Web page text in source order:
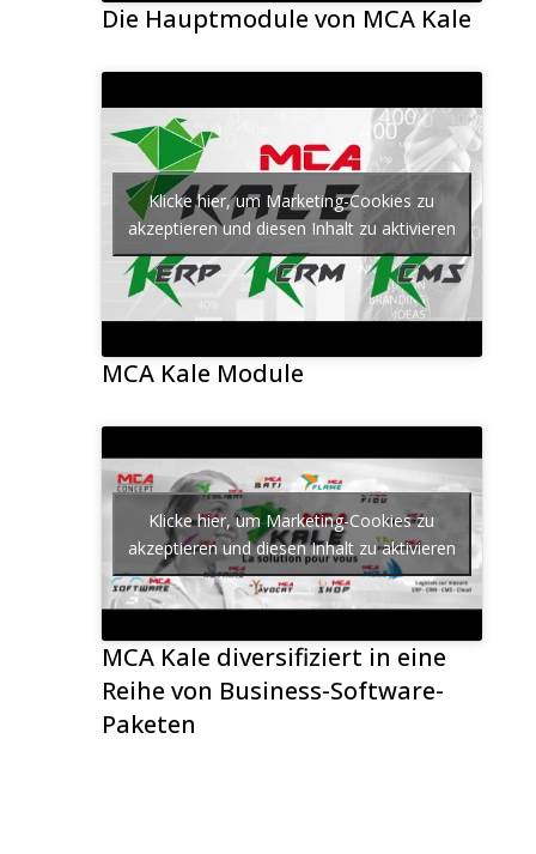
Die Hauptmodule von MCA Kale
Klicke hier, um Marketing-Cookies zu
akzeptieren und diesen Inhalt zu aktivieren
MCA Kale Module
Klicke hier, um Marketing-Cookies zu
akzeptieren und diesen Inhalt zu aktivieren
MCA Kale diversifiziert in eine
Reihe von Business-Software-
Paketen